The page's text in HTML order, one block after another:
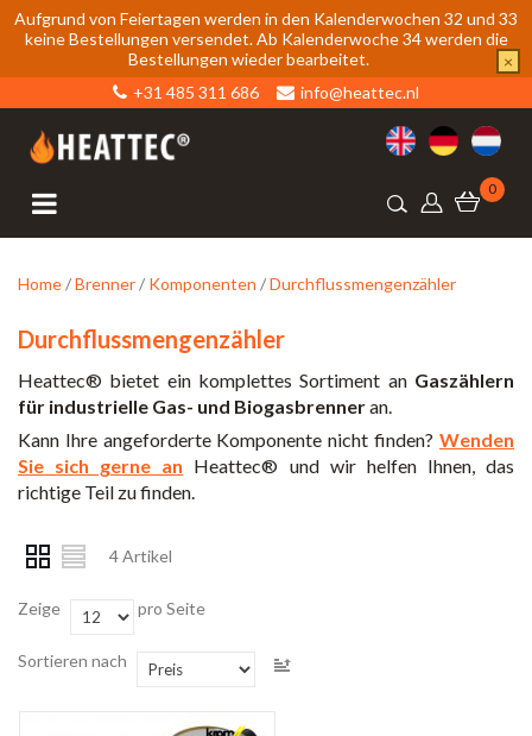
Aufgrund von Feiertagen werden in den Kalenderwochen 32 und 33
keine Bestellungen versendet. Ab Kalenderwoche 34 werden die
Bestellungen wieder bearbeitet.
×
+31 485 311 686
info@heattec.nl
0
Home/Brenner/ Komponenten /Durchflussmengenzähler
Durchflussmengenzähler
Heattec® bietet ein komplettes Sortiment an Gaszählern
für industrielle Gas- und Biogasbrenneran.
Kann Ihre angeforderte Komponente nicht finden? Wenden
Sie sich gerne an Heattec® und wir helfen Ihnen, das
richtige Teil zu finden.
4 Artikel
Zeige pro Seite
Sortieren nach